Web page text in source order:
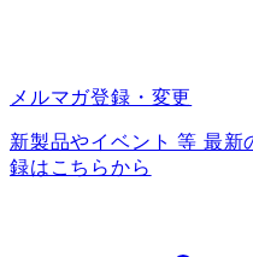
メルマガ登録・変更
新製品やイベント 等 最新
録はこちらから